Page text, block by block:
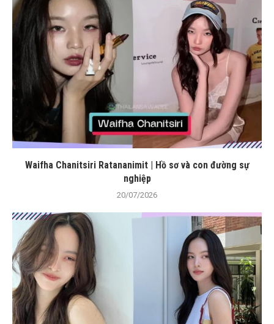
Waifha Chanitsiri Ratananimit | Hồ sơ và con đường sự
nghiệp
20/07/2026